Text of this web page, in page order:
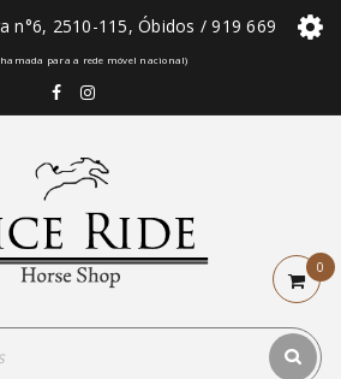
n°6, 2510-115, Óbidos / 919 669
para a rede móvel nacional)
0